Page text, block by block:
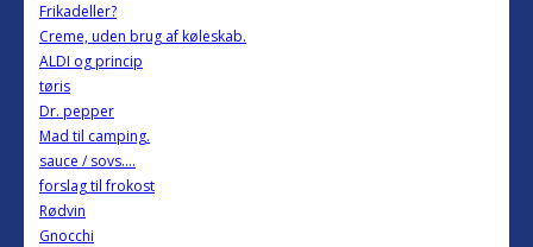
Frikadeller?
Creme, uden brug af køleskab.
ALDI og princip
tøris
Dr. pepper
Mad til camping.
sauce / sovs....
forslag til frokost
Rødvin
Gnocchi